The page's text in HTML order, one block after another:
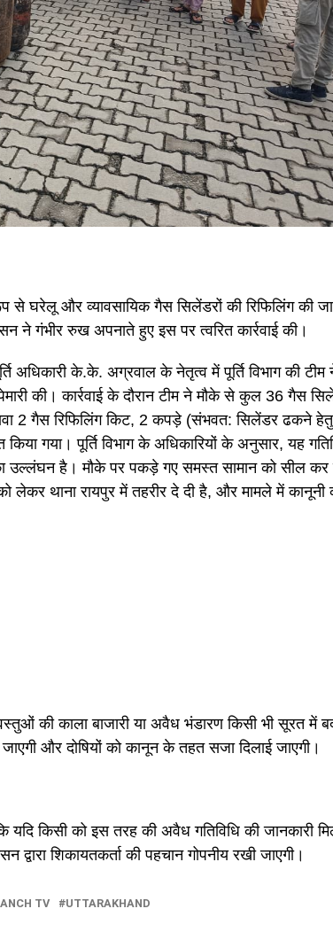
घरेलू और व्यावसायिक गैस सिलेंडरों की रिफिलिंग की जा
ने गंभीर रुख अपनाते हुए इस पर त्वरित कार्रवाई की।
अधिकारी के.के. अग्रवाल के नेतृत्व में पूर्ति विभाग की
की। कार्रवाई के दौरान टीम ने मौके से कुल 36 गैस
2 गैस रिफिलिंग किट, 2 कपड़े (संभवत: सिलेंडर ढकने
गया। पूर्ति विभाग के अधिकारियों के अनुसार, यह
है। मौके पर पकड़े गए समस्त सामान को सील कर
लेकर थाना रायपुर में तहरीर दे दी है, और मामले में कानूनी
की काला बाजारी या अवैध भंडारण किसी भी सूरत में
और दोषियों को कानून के तहत सजा दिलाई जाएगी।
किसी को इस तरह की अवैध गतिविधि की जानकारी
शिकायतकर्ता की पहचान गोपनीय रखी जाएगी।
TV UTTARAKHAND